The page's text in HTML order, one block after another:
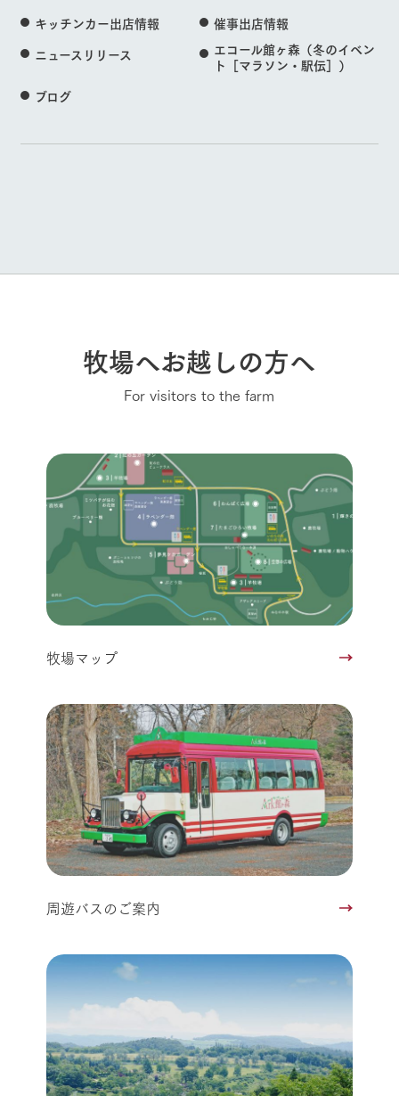
キッチンカー出店情報
催事出店情報
ニュースリリース
エコール館ヶ森（冬のイベン
ト［マラソン・駅伝］）
ブログ
牧場へお越しの方へ
For visitors to the farm
牧場マップ
周遊バスのご案内